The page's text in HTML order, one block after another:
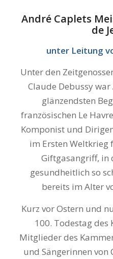
André Caplets
de
unter Leitung
Unter den
Claude Debussy
glänzendsten
französischen Le
Komponist und
im Ersten
Giftgasangriff, in
gesundheitlich so
bereits im Alter
Kurz vor Ostern und
100. Todestag
Mitglieder des
und Sängerinnen von